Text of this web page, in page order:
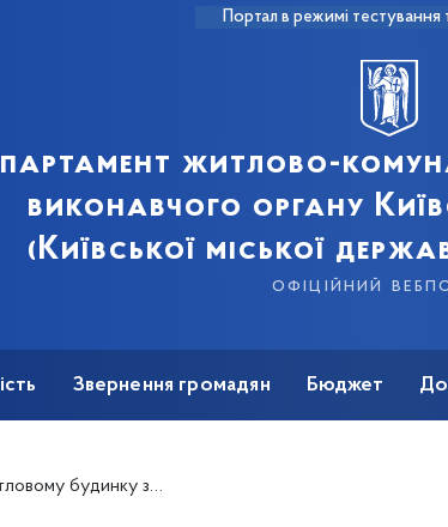
Портал в режимі тестування
житлово-
виконавчого органу
(Київської міської
офіційний
Звернення громадян Бюджет
32-Б, під'їзди 1,2 у Подільському районі м. Києва